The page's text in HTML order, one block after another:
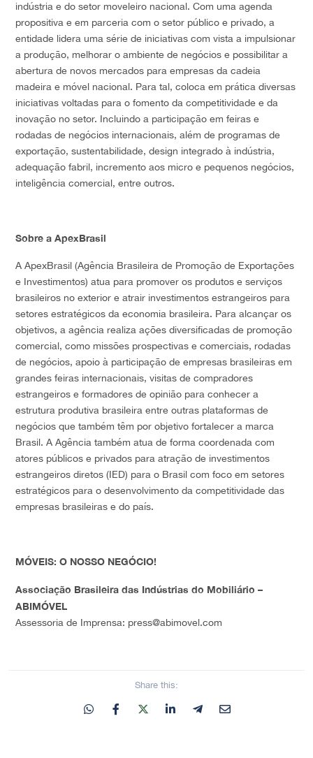
indústria e do setor moveleiro nacional. Com uma agenda
propositiva e em parceria com o setor público e privado, a
entidade lidera uma série de iniciativas com vista a impulsionar
a produção, melhorar o ambiente de negócios e possibilitar a
abertura de novos mercados para empresas da cadeia
madeira e móvel nacional. Para tal, coloca em prática diversas
iniciativas voltadas para o fomento da competitividade e da
inovação no setor. Incluindo a participação em feiras e
rodadas de negócios internacionais, além de programas de
exportação, sustentabilidade, design integrado à indústria,
adequação fabril, incremento aos micro e pequenos negócios,
inteligência comercial, entre outros.
Sobre a ApexBrasil
A ApexBrasil (Agência Brasileira de Promoção de Exportações
e Investimentos) atua para promover os produtos e serviços
brasileiros no exterior e atrair investimentos estrangeiros para
setores estratégicos da economia brasileira. Para alcançar os
objetivos, a agência realiza ações diversificadas de promoção
comercial, como missões prospectivas e comerciais, rodadas
de negócios, apoio à participação de empresas brasileiras em
grandes feiras internacionais, visitas de compradores
estrangeiros e formadores de opinião para conhecer a
estrutura produtiva brasileira entre outras plataformas de
negócios que também têm por objetivo fortalecer a marca
Brasil. A Agência também atua de forma coordenada com
atores públicos e privados para atração de investimentos
estrangeiros diretos (IED) para o Brasil com foco em setores
estratégicos para o desenvolvimento da competitividade das
empresas brasileiras e do país.
MÓVEIS: O NOSSO NEGÓCIO!
Associação Brasileira das Indústrias do Mobiliário –
ABIMÓVEL
Assessoria de Imprensa: press@abimovel.com
Share this: